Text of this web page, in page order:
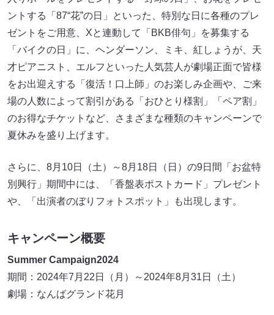
ントする「87“花”の日」といった、特別な日に各種のプレ
ゼントをご用意、Xと連動して「BKB俳句」を募集する
「バイクの日」に、ヘンダーソン、ミキ、紅しょうが、天
才ピアニスト、エルフといった人気芸人が劇場正面で皆様
をお出迎えする「復活！口上師」のお楽しみ企画や、ご来
場の人数によって割引がある「おひとり様割」「ペア割」
のお得なチケットなど、さまざまな種類のキャンペーンで
夏休みを盛り上げます。
さらに、8月10日（土）～8月18日（日）の9日間「お盆特
別興行」期間中には、「香盤表ポストカード」プレゼント
や、「出演者のぼりフォトスポット」も出現します。
キャンペーン概要
Summer Campaign2024
期間：2024年7月22日（月）～2024年8月31日（土）
劇場：なんばグランド花月